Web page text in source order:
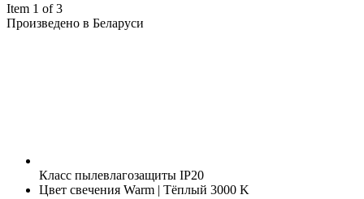
Item 1 of 3
Произведено в Беларуси
Класс пылевлагозащиты IP20
Цвет свечения Warm | Тёплый 3000 K